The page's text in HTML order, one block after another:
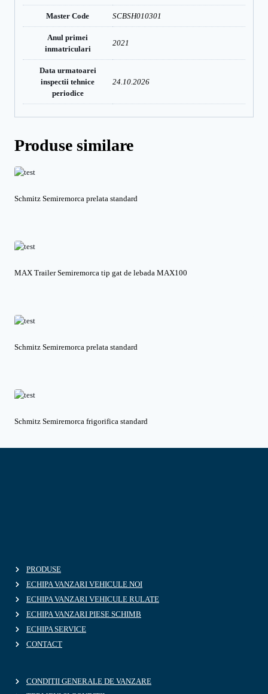
Master Code SCBSH010301
Anul primei
inmatriculari
2021
Data urmatoarei
inspectii tehnice
periodice
24.10.2026
Produse similare
Schmitz Semiremorca prelata standard
MAX Trailer Semiremorca tip gat de lebada MAX100
Schmitz Semiremorca prelata standard
Schmitz Semiremorca frigorifica standard
PRODUSE
ECHIPA VANZARI VEHICULE NOI
ECHIPA VANZARI VEHICULE RULATE
ECHIPA VANZARI PIESE SCHIMB
ECHIPA SERVICE
CONTACT
CONDITII GENERALE DE VANZARE